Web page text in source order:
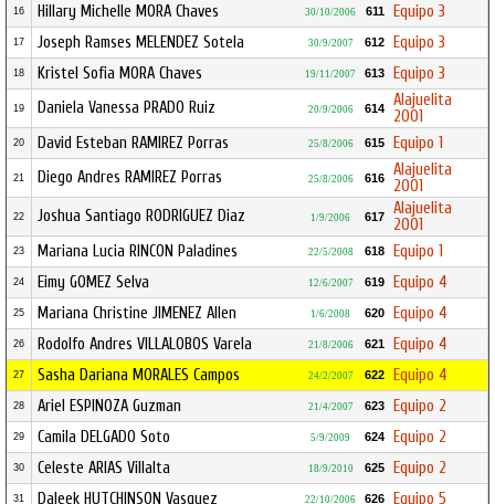
16 Hillary Michelle MORA Chaves 30/10/2006 611 Equipo 3
17 Joseph Ramses MELENDEZ Sotela 30/9/2007 612 Equipo 3
18 Kristel Sofia MORA Chaves 19/11/2007 613 Equipo 3
19 Daniela Vanessa PRADO Ruiz 20/9/2006 614
Alajuelita
2001
20 David Esteban RAMIREZ Porras 25/8/2006 615 Equipo 1
21 Diego Andres RAMIREZ Porras 25/8/2006 616
Alajuelita
2001
22 Joshua Santiago RODRIGUEZ Diaz 1/9/2006 617
Alajuelita
2001
23 Mariana Lucia RINCON Paladines 22/5/2008 618 Equipo 1
24 Eimy GOMEZ Selva 12/6/2007 619 Equipo 4
25 Mariana Christine JIMENEZ Allen 1/6/2008 620 Equipo 4
26 Rodolfo Andres VILLALOBOS Varela 21/8/2006 621 Equipo 4
27 Sasha Dariana MORALES Campos 24/2/2007 622 Equipo 4
28 Ariel ESPINOZA Guzman 21/4/2007 623 Equipo 2
29 Camila DELGADO Soto 5/9/2009 624 Equipo 2
30 Celeste ARIAS Villalta 18/9/2010 625 Equipo 2
31 Daleek HUTCHINSON Vasquez 22/10/2006 626 Equipo 5